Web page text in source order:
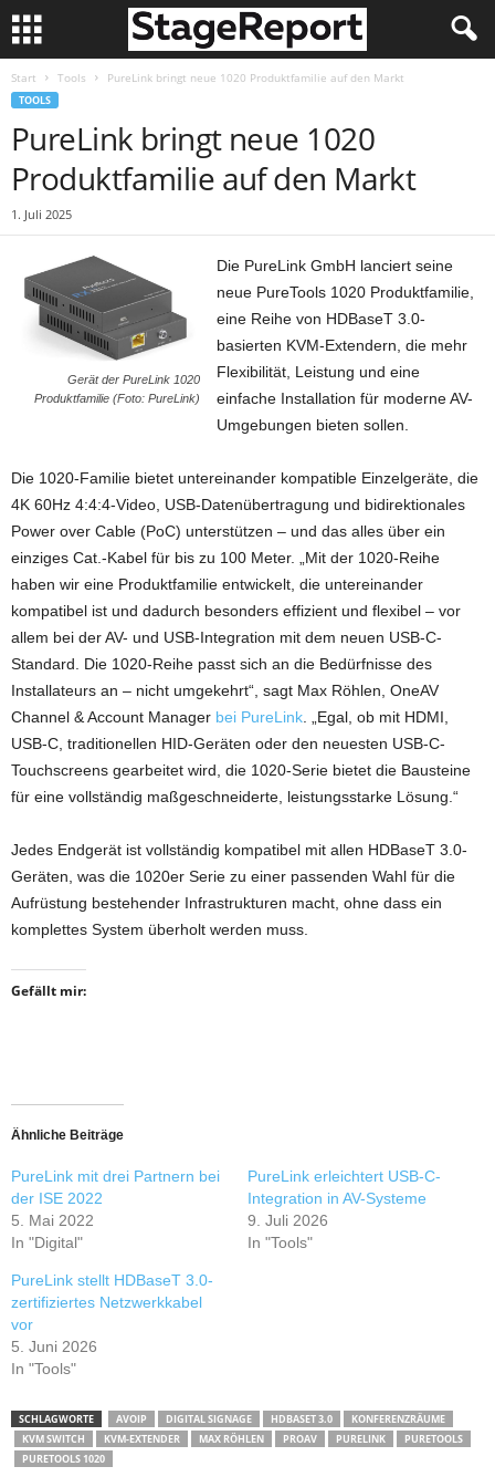
Start Tools PureLink bringt neue 1020 Produktfamilie auf den Markt
TOOLS
PureLink bringt neue 1020
Produktfamilie auf den Markt
1. Juli 2025
Gerät der PureLink 1020
Produktfamilie (Foto: PureLink)
Die PureLink GmbH lanciert seine
neue PureTools 1020 Produktfamilie,
eine Reihe von HDBaseT 3.0-
basierten KVM-Extendern, die mehr
Flexibilität, Leistung und eine
einfache Installation für moderne AV-
Umgebungen bieten sollen.
Die 1020-Familie bietet untereinander kompatible Einzelgeräte, die
4K 60Hz 4:4:4-Video, USB-Datenübertragung und bidirektionales
Power over Cable (PoC) unterstützen – und das alles über ein
einziges Cat.-Kabel für bis zu 100 Meter. „Mit der 1020-Reihe
haben wir eine Produktfamilie entwickelt, die untereinander
kompatibel ist und dadurch besonders effizient und flexibel – vor
allem bei der AV- und USB-Integration mit dem neuen USB-C-
Standard. Die 1020-Reihe passt sich an die Bedürfnisse des
Installateurs an – nicht umgekehrt“, sagt Max Röhlen, OneAV
Channel & Account Manager bei PureLink . „Egal, ob mit HDMI,
USB-C, traditionellen HID-Geräten oder den neuesten USB-C-
Touchscreens gearbeitet wird, die 1020-Serie bietet die Bausteine
für eine vollständig maßgeschneiderte, leistungsstarke Lösung.“
Jedes Endgerät ist vollständig kompatibel mit allen HDBaseT 3.0-
Geräten, was die 1020er Serie zu einer passenden Wahl für die
Aufrüstung bestehender Infrastrukturen macht, ohne dass ein
komplettes System überholt werden muss.
Gefällt mir:
Ähnliche Beiträge
PureLink mit drei Partnern bei
der ISE 2022
5. Mai 2022
In "Digital"
PureLink erleichtert USB-C-
Integration in AV-Systeme
9. Juli 2026
In "Tools"
PureLink stellt HDBaseT 3.0-
zertifiziertes Netzwerkkabel
vor
5. Juni 2026
In "Tools"
SCHLAGWORTE AVOIP DIGITAL SIGNAGE HDBASET 3.0
KONFERENZRÄUME
KVM SWITCH
KVM-EXTENDER MAX RÖHLEN PROAV PURELINK
PURETOOLS
PURETOOLS 1020